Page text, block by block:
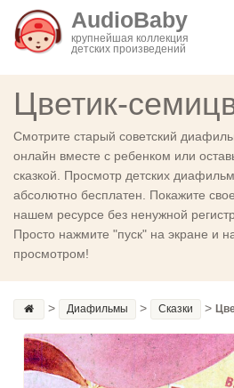
AudioBaby
крупнейшая коллекция
детских произведений
Цветик-
Смотрите старый советский
онлайн вместе с ребенком или
сказкой. Просмотр детских
абсолютно бесплатен. Покажите
нашем ресурсе без ненужной
Просто нажмите "пуск" на экране и
просмотром!
> Диафильмы > Сказки >